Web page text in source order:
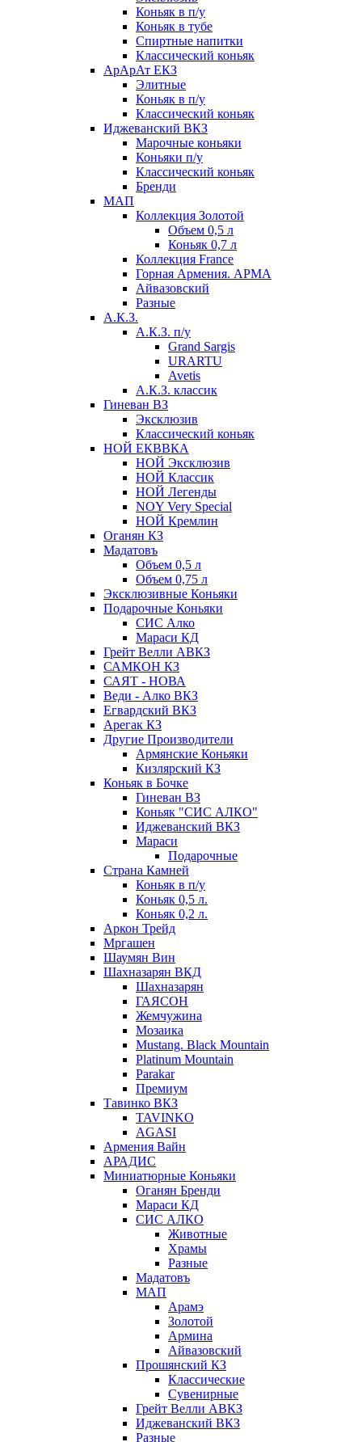
Коньяк в п/у
Коньяк в тубе
Спиртные напитки
Классический коньяк
АрАрАт ЕКЗ
Элитные
Коньяк в п/у
Классический коньяк
Иджеванский ВКЗ
Марочные коньяки
Коньяки п/у
Классический коньяк
Бренди
МАП
Коллекция Золотой
Объем 0,5 л
Коньяк 0,7 л
Коллекция France
Горная Армения. АРМА
Айвазовский
Разные
А.К.З.
А.К.З. п/у
Grand Sargis
URARTU
Avetis
А.К.З. классик
Гиневан ВЗ
Эксклюзив
Классический коньяк
НОЙ ЕКВВКА
НОЙ Эксклюзив
НОЙ Классик
НОЙ Легенды
NOY Very Speсial
НОЙ Кремлин
Оганян КЗ
Мадатовъ
Объем 0,5 л
Объем 0,75 л
Эксклюзивные Коньяки
Подарочные Коньяки
СИС Алко
Мараси КД
Грейт Велли АВКЗ
САМКОН КЗ
САЯТ - НОВА
Веди - Алко ВКЗ
Егвардский ВКЗ
Арегак КЗ
Другие Производители
Армянские Коньяки
Кизлярский КЗ
Коньяк в Бочке
Гиневан ВЗ
Коньяк "СИС АЛКО"
Иджеванский ВКЗ
Мараси
Подарочные
Страна Камней
Коньяк в п/у
Коньяк 0,5 л.
Коньяк 0,2 л.
Аркон Трейд
Мргашен
Шаумян Вин
Шахназарян ВКД
Шахназарян
ГАЯСОН
Жемчужина
Мозаика
Mustang. Black Mountain
Platinum Mountain
Parakar
Премиум
Тавинко ВКЗ
TAVINKO
AGASI
Армения Вайн
АРАДИС
Миниатюрные Коньяки
Оганян Бренди
Мараси КД
СИС АЛКО
Животные
Храмы
Разные
Мадатовъ
МАП
Арамэ
Золотой
Армина
Айвазовский
Прошянский КЗ
Классические
Сувенирные
Грейт Велли АВКЗ
Иджеванский ВКЗ
Разные